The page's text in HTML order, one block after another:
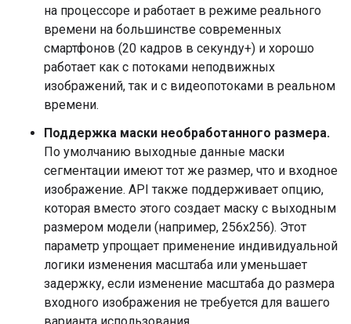
на процессоре и работает в режиме реального
времени на большинстве современных
смартфонов (20 кадров в секунду+) и хорошо
работает как с потоками неподвижных
изображений, так и с видеопотоками в реальном
времени.
Поддержка маски необработанного размера.
По умолчанию выходные данные маски
сегментации имеют тот же размер, что и входное
изображение. API также поддерживает опцию,
которая вместо этого создает маску с выходным
размером модели (например, 256x256). Этот
параметр упрощает применение индивидуальной
логики изменения масштаба или уменьшает
задержку, если изменение масштаба до размера
входного изображения не требуется для вашего
варианта использования.